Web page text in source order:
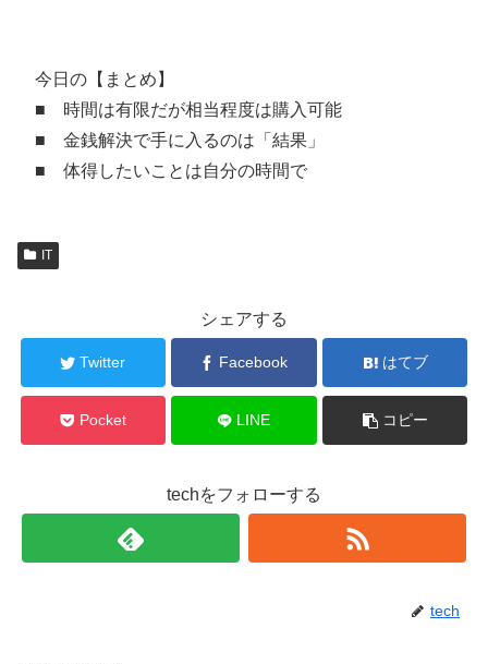
今日の【まとめ】
■ 時間は有限だが相当程度は購入可能
■ 金銭解決で手に入るのは「結果」
■ 体得したいことは自分の時間で
IT
シェアする
Twitter Facebook はてブ
Pocket LINE コピー
techをフォローする
tech